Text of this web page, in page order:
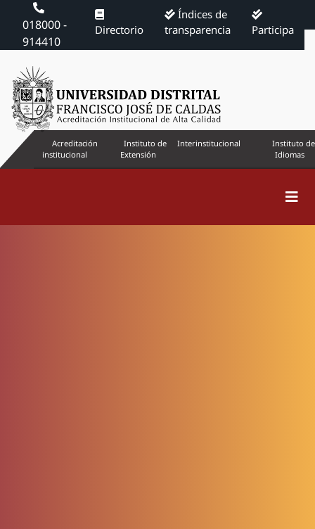
018000 -
914410
Directorio
Índices de
transparencia
Participa
Acreditación
institucional
Instituto de
Extensión
Interinstitucional
Instituto de
Idiomas